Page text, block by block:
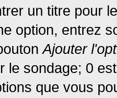
un titre pour
option, entrez
Ajouter
le sondage; 0
que vous